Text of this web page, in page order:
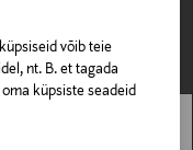
võib teie
nt. B. et tagada
küpsiste seadeid
KUPONGIGA
ARMANI
Iconico